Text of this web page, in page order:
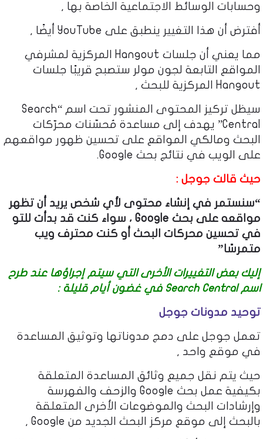
وحسابات الوسائط الاجتماعية الخاصة بها ,
أفترض أن هذا التغيير ينطبق على YouTube أيضًا ,
مما يعني أن جلسات Hangout المركزية لمشرفي
المواقع التابعة لجون مولر ستصبح قريبًا جلسات
Hangout المركزية للبحث ,
سيظل تركيز المحتوى المنشور تحت اسم “Search
Central” يهدف إلى مساعدة مُحسّنات محرّكات
البحث ومالكي المواقع على تحسين ظهور مواقعهم
على الويب في نتائج بحث Google.
حيث قالت جوجل :
“سنستمر في إنشاء محتوى لأي شخص يريد أن تظهر
مواقعه على بحث Google ، سواء كنت قد بدأت للتو
في تحسين محركات البحث أو كنت محترف ويب
متمرسًا”
إليك بعض التغييرات الأخرى التي سيتم إجراؤها عند طرح
اسم Search Central في غضون أيام قليلة :
توحيد مدونات جوجل
تعمل جوجل على دمج مدوناتها وتوثيق المساعدة
في موقع واحد ,
حيث يتم نقل جميع وثائق المساعدة المتعلقة
بكيفية عمل بحث Google والزحف والفهرسة
وإرشادات البحث والموضوعات الأخرى المتعلقة
بالبحث إلى موقع مركز البحث الجديد من Google ,